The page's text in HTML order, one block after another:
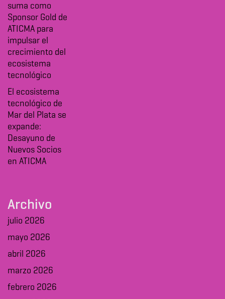
suma como
Sponsor Gold de
ATICMA para
impulsar el
crecimiento del
ecosistema
tecnológico
El ecosistema
tecnológico de
Mar del Plata se
expande:
Desayuno de
Nuevos Socios
en ATICMA
Archivo
julio 2026
mayo 2026
abril 2026
marzo 2026
febrero 2026